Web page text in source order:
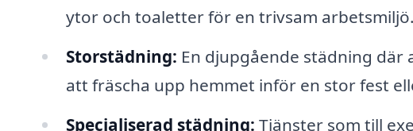
ytor och toaletter för en trivsam arbetsmiljö.
Storstädning: En djupgående städning
att fräscha upp hemmet inför en stor fest
Specialiserad städning: Tjänster som till